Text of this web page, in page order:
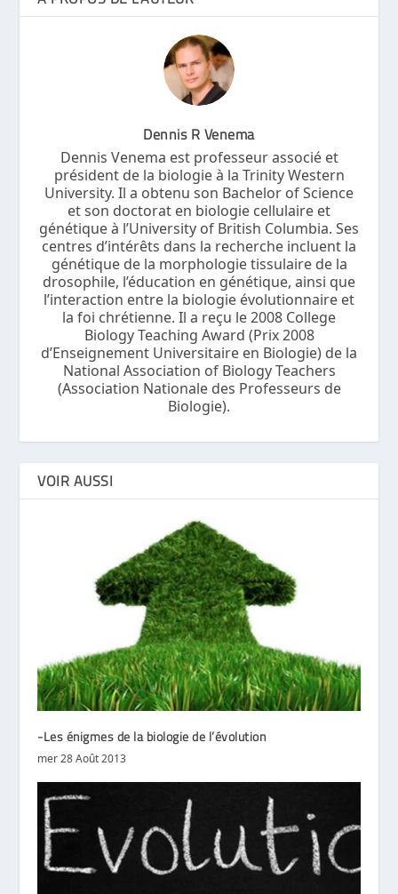
Dennis R Venema
Dennis Venema est professeur associé et
président de la biologie à la Trinity Western
University. Il a obtenu son Bachelor of Science
et son doctorat en biologie cellulaire et
génétique à l’University of British Columbia. Ses
centres d’intérêts dans la recherche incluent la
génétique de la morphologie tissulaire de la
drosophile, l’éducation en génétique, ainsi que
l’interaction entre la biologie évolutionnaire et
la foi chrétienne. Il a reçu le 2008 College
Biology Teaching Award (Prix 2008
d’Enseignement Universitaire en Biologie) de la
National Association of Biology Teachers
(Association Nationale des Professeurs de
Biologie).
VOIR AUSSI
-Les énigmes de la biologie de l’évolution
mer 28 Août 2013